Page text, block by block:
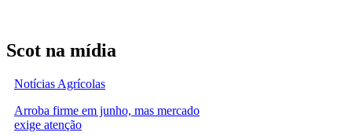
Scot na mídia
Notícias Agrícolas
Arroba firme em junho, mas mercado
exige atenção